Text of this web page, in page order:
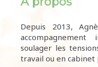
Depuis 2013,
soulager les
travail ou en cabinet